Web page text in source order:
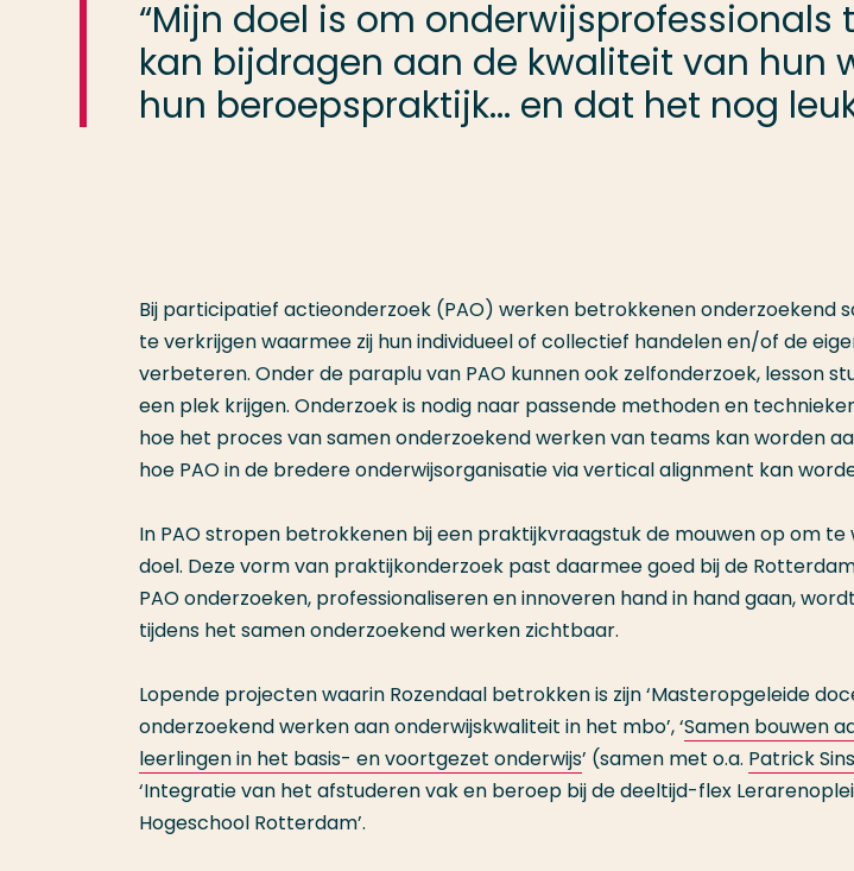
“Mijn doel is om onderwijsprofessionals
kan bijdragen aan de kwaliteit van hun
hun beroepspraktijk... en dat het nog
Bij participatief actieonderzoek (PAO) werken betrokkenen onderzoekend
te verkrijgen waarmee zij hun individueel of collectief handelen en/of de
verbeteren. Onder de paraplu van PAO kunnen ook zelfonderzoek, lesson
een plek krijgen. Onderzoek is nodig naar passende methoden en
hoe het proces van samen onderzoekend werken van teams kan worden
hoe PAO in de bredere onderwijsorganisatie via vertical alignment kan
In PAO stropen betrokkenen bij een praktijkvraagstuk de mouwen op om te
doel. Deze vorm van praktijkonderzoek past daarmee goed bij de
PAO onderzoeken, professionaliseren en innoveren hand in hand gaan,
tijdens het samen onderzoekend werken zichtbaar.
Lopende projecten waarin Rozendaal betrokken is zijn ‘Masteropgeleide
onderzoekend werken aan onderwijskwaliteit in het mbo’, ‘Samen bouwen
leerlingen in het basis- en voortgezet onderwijs’ (samen met o.a. Patrick Sins
‘Integratie van het afstuderen vak en beroep bij de deeltijd-flex
Hogeschool Rotterdam’.